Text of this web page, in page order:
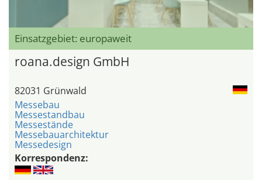
Einsatzgebiet: europaweit
roana.design GmbH
82031 Grünwald
Messebau
Messestandbau
Messestände
Messebauarchitektur
Messedesign
Korrespondenz: